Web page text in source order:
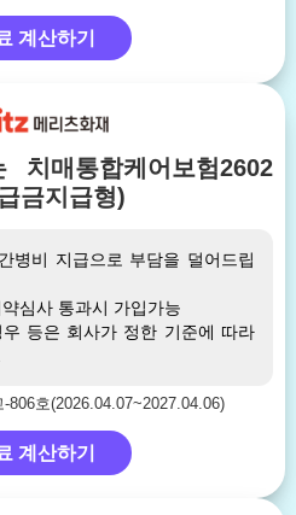
계산하기
치매통합케어보험2602
금지급형)
병비 지급으로 부담을 덜어드립
심사 통과시 가입가능
등은 회사가 정한 기준에 따라
806호(2026.04.07~2027.04.06)
계산하기